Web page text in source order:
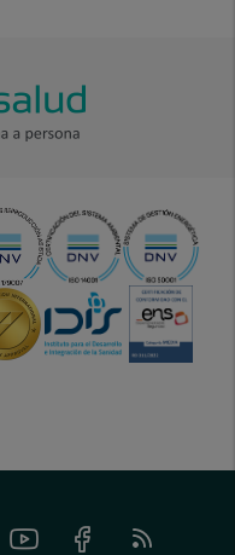
Youtube FacebookFeed